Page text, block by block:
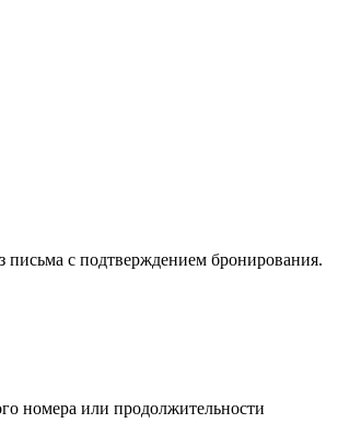
с подтверждением бронирования.
номера или продолжительности